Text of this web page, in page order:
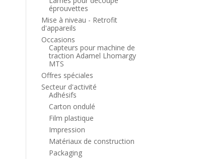
éprouvettes
Mise à niveau - Retrofit
d'appareils
Occasions
Capteurs pour machine de
traction Adamel Lhomargy
MTS
Offres spéciales
Secteur d'activité
Adhésifs
Carton ondulé
Film plastique
Impression
Matériaux de construction
Packaging